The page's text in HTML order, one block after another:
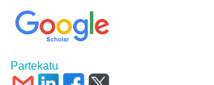
Partekatu